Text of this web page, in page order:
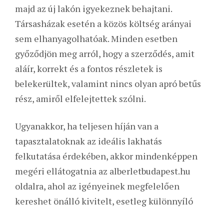
majd az új lakón igyekeznek behajtani.
Társasházak esetén a közös költség arányai
sem elhanyagolhatóak. Minden esetben
győződjön meg arról, hogy a szerződés, amit
aláír, korrekt és a fontos részletek is
belekerültek, valamint nincs olyan apró betűs
rész, amiről elfelejtettek szólni.
Ugyanakkor, ha teljesen híján van a
tapasztalatoknak az ideális lakhatás
felkutatása érdekében, akkor mindenképpen
megéri ellátogatnia az alberletbudapest.hu
oldalra, ahol az igényeinek megfelelően
kereshet önálló kivitelt, esetleg különnyíló